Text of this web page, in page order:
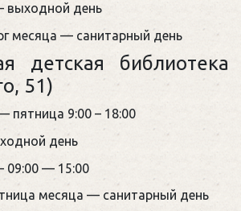
выходной день
месяца — санитарный день
детская библиотека
51)
пятница 9:00 – 18:00
день
09:00 — 15:00
месяца — санитарный день